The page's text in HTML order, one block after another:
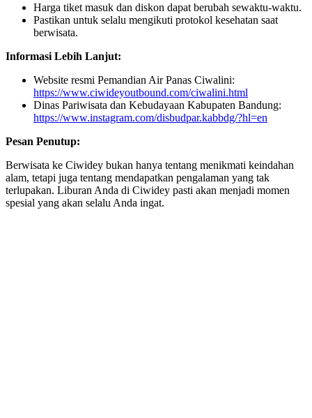
Harga tiket masuk dan diskon dapat berubah sewaktu-waktu.
Pastikan untuk selalu mengikuti protokol kesehatan saat
berwisata.
Informasi Lebih Lanjut:
Website resmi Pemandian Air Panas Ciwalini:
https://www.ciwideyoutbound.com/ciwalini.html
Dinas Pariwisata dan Kebudayaan Kabupaten Bandung:
https://www.instagram.com/disbudpar.kabbdg/?hl=en
Pesan Penutup:
Berwisata ke Ciwidey bukan hanya tentang menikmati keindahan
alam, tetapi juga tentang mendapatkan pengalaman yang tak
terlupakan. Liburan Anda di Ciwidey pasti akan menjadi momen
spesial yang akan selalu Anda ingat.